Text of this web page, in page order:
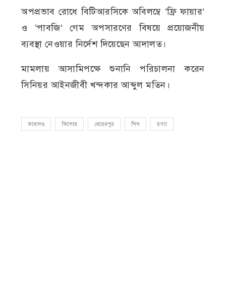
অপপ্রভাব রোধে বিটিআরসিকে অবিলম্বে ‘ফ্রি ফায়ার’
ও ‘পাবজি’ গেম অপসারণের বিষয়ে প্রয়োজনীয়
ব্যবস্থা নেওয়ার নির্দেশ দিয়েছেন আদালত।
মামলায় আসামিপক্ষে শুনানি পরিচালনা করেন
সিনিয়র আইনজীবী খন্দকার আব্দুল মতিন।
কারাদণ্ড কিশোর মেহেরপুর শিশু হত্যা